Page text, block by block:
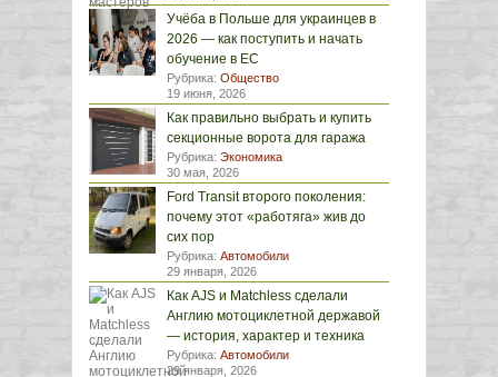
Учёба в Польше для украинцев в
2026 — как поступить и начать
обучение в ЕС
Рубрика: Общество
19 июня, 2026
Как правильно выбрать и купить
секционные ворота для гаража
Рубрика: Экономика
30 мая, 2026
Ford Transit второго поколения:
почему этот «работяга» жив до
сих пор
Рубрика: Автомобили
29 января, 2026
Как AJS и Matchless сделали
Англию мотоциклетной державой
— история, характер и техника
Рубрика: Автомобили
29 января, 2026